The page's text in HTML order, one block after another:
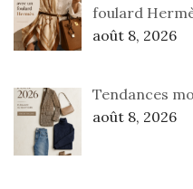
foulard
août 8, 2026
Tendances
août 8, 2026